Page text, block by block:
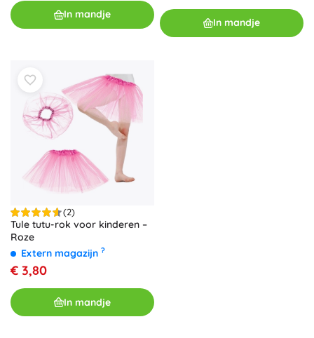
In mandje
In mandje
(2)
Tule tutu-rok voor kinderen –
Roze
Extern magazijn ?
€ 3,80
In mandje